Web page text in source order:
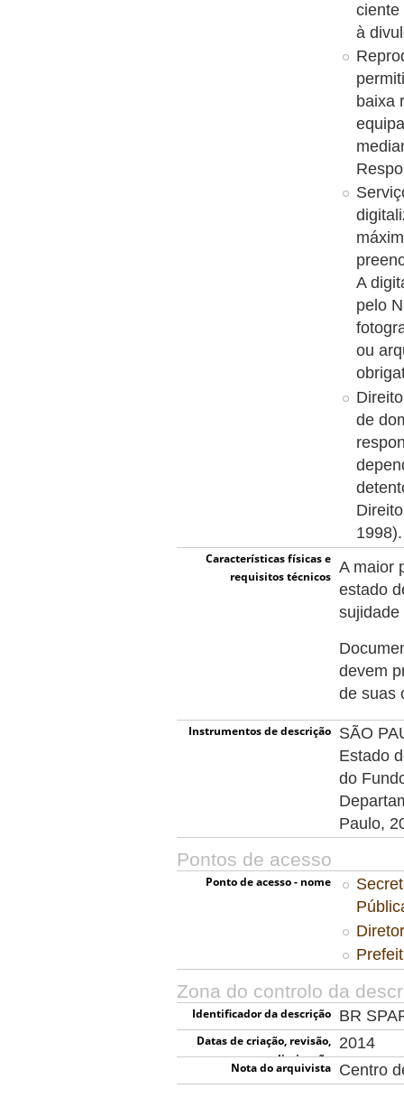
ciente
à
baixa
A
pelo
ou
de
1998).
Características físicas e
requisitos técnicos
A maior
estado
devem
de suas
Instrumentos de descrição
SÃO
Estado
do
Paulo,
Pontos de acesso
Ponto de acesso - nome
Zona do controlo da
Identificador da descrição BR
Datas de criação, revisão,
eliminação
2014
Nota do arquivista Centro